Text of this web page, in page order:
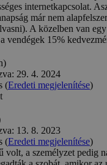
internetkapcsolat.
már nem
A közelben van
vendégek 15%
29. 4. 2024
(Eredeti megjelenítése)
13. 8. 2023
(Eredeti megjelenítése)
volt, a személyzet pedig